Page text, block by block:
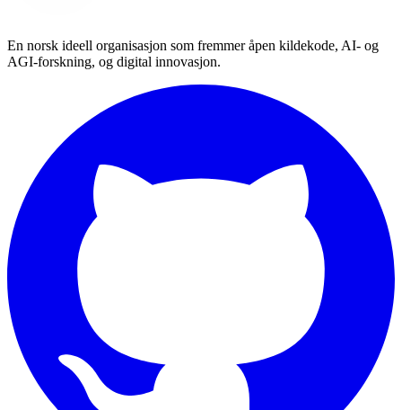
En norsk ideell organisasjon som fremmer åpen kildekode, AI- og
AGI-forskning, og digital innovasjon.